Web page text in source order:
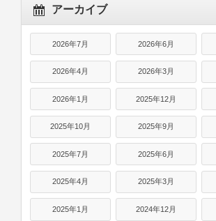
アーカイブ
2026年7月 2026年6月
2026年4月 2026年3月
2026年1月 2025年12月
2025年10月 2025年9月
2025年7月 2025年6月
2025年4月 2025年3月
2025年1月 2024年12月